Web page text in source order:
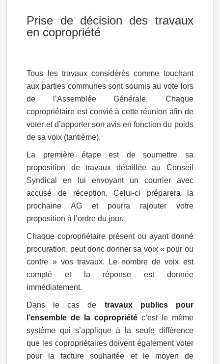
Prise de décision des travaux
en copropriété
Tous les travaux considérés comme touchant
aux parties communes sont soumis au vote lors
de l’Assemblée Générale. Chaque
copropriétaire est convié à cette réunion afin de
voter et d’apporter son avis en fonction du poids
de sa voix (tantième).
La première étape est de soumettre sa
proposition de travaux détaillée au Conseil
Syndical en lui envoyant un courrier avec
accusé de réception. Celui-ci préparera la
prochaine AG et pourra rajouter votre
proposition à l’ordre du jour.
Chaque copropriétaire présent ou ayant donné
procuration, peut donc donner sa voix « pour ou
contre » vos travaux. Le nombre de voix est
compté et la réponse est donnée
immédiatement.
Dans le cas de travaux publics pour
l’ensemble de la copropriété c’est le même
système qui s’applique à la seule différence
que les copropriétaires doivent également voter
pour la facture souhaitée et le moyen de